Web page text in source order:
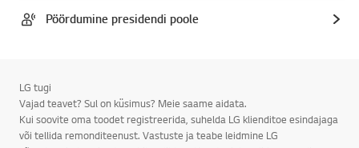
Pöördumine presidendi poole
LG tugi
Vajad teavet? Sul on küsimus? Meie saame aidata.
Kui soovite oma toodet registreerida, suhelda LG klienditoe esindajaga
või tellida remonditeenust. Vastuste ja teabe leidmine LG